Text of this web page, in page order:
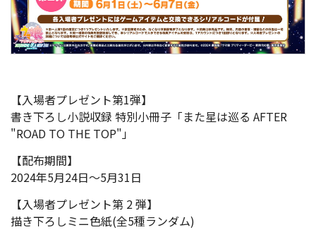
【入場者プレゼント第1弾】
書き下ろし小説収録 特別小冊子「また星は巡る AFTER
"ROAD TO THE TOP"」
【配布期間】
2024年5月24日～5月31日
【入場者プレゼント第 2 弾】
描き下ろしミニ色紙(全5種ランダム)